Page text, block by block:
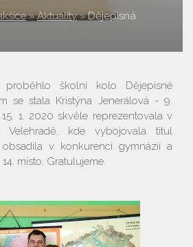
» Aktuality » Dějepisná
proběhlo školní kolo Dějepisné
se stala Kristýna Jenerálová - 9.
1. 2020 skvěle reprezentovala v
kde vybojovala titul
v konkurenci gymnázií a
místo. Gratulujeme.